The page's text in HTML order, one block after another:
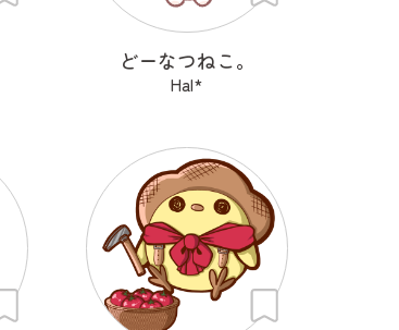
どーなつねこ。
Hal*